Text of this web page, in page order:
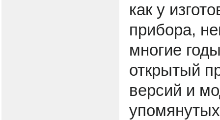
как у
прибора,
многие
открытый
версий и